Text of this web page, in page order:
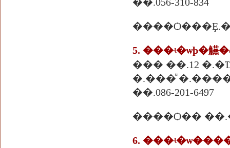
��.056-310-834
5. ���ʵ�ѡþ�觾
��� ��.12
�.���ͧ
��.086-201-6497